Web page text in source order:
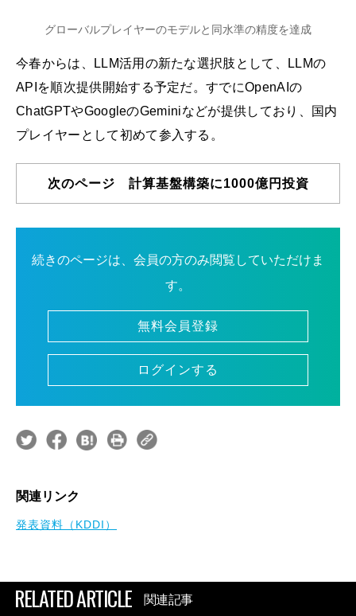
グローバルプレイヤーのモデルと同水準の精度を達成
今春からは、LLM活用の新たな選択肢として、LLMの
APIを順次提供開始する予定だ。すでにOpenAIの
ChatGPTやGoogleのGeminiなどが提供しており、国内
プレイヤーとして初めて参入する。
次のページ 計算基盤構築に1000億円投資
続きのページは、会員の方のみ閲覧していただけま
す。
無料会員登録
ログインする
関連リンク
発表資料（KDDI）
RELATED ARTICLE 関連記事